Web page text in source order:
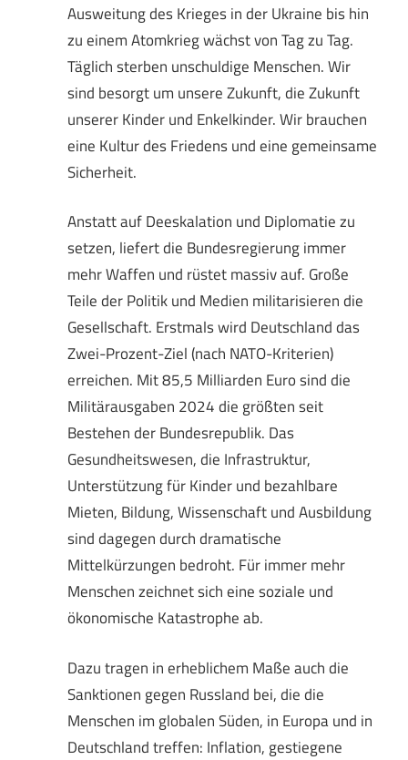
Ausweitung des Krieges in der Ukraine bis hin
zu einem Atomkrieg wächst von Tag zu Tag.
Täglich sterben unschuldige Menschen. Wir
sind besorgt um unsere Zukunft, die Zukunft
unserer Kinder und Enkelkinder. Wir brauchen
eine Kultur des Friedens und eine gemeinsame
Sicherheit.
Anstatt auf Deeskalation und Diplomatie zu
setzen, liefert die Bundesregierung immer
mehr Waffen und rüstet massiv auf. Große
Teile der Politik und Medien militarisieren die
Gesellschaft. Erstmals wird Deutschland das
Zwei-Prozent-Ziel (nach NATO-Kriterien)
erreichen. Mit 85,5 Milliarden Euro sind die
Militärausgaben 2024 die größten seit
Bestehen der Bundesrepublik. Das
Gesundheitswesen, die Infrastruktur,
Unterstützung für Kinder und bezahlbare
Mieten, Bildung, Wissenschaft und Ausbildung
sind dagegen durch dramatische
Mittelkürzungen bedroht. Für immer mehr
Menschen zeichnet sich eine soziale und
ökonomische Katastrophe ab.
Dazu tragen in erheblichem Maße auch die
Sanktionen gegen Russland bei, die die
Menschen im globalen Süden, in Europa und in
Deutschland treffen: Inflation, gestiegene